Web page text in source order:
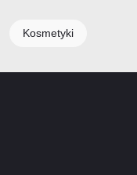
Kosmetyki